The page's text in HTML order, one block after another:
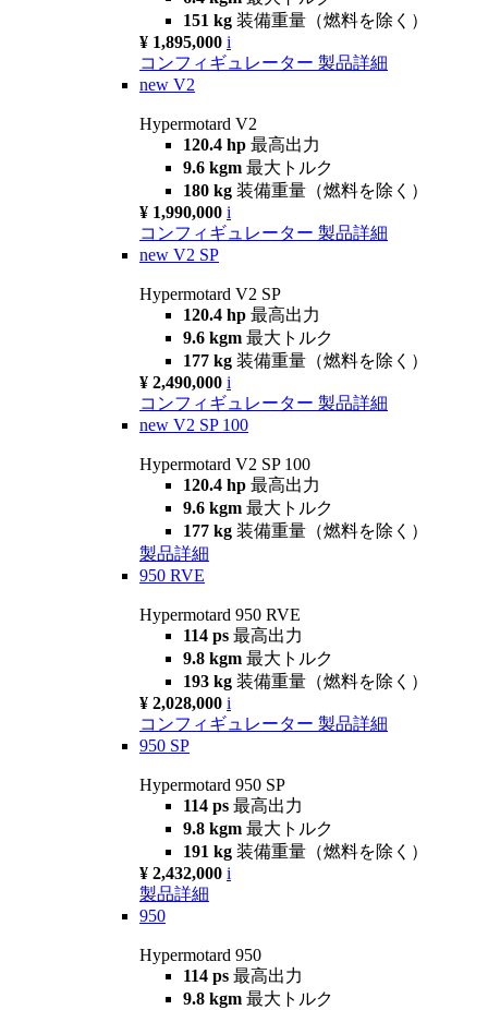
151 kg 装備重量（燃料を除く）
¥ 1,895,000 i
コンフィギュレーター 製品詳細
new V2
Hypermotard V2
120.4 hp 最高出力
9.6 kgm 最大トルク
180 kg 装備重量（燃料を除く）
¥ 1,990,000 i
コンフィギュレーター 製品詳細
new V2 SP
Hypermotard V2 SP
120.4 hp 最高出力
9.6 kgm 最大トルク
177 kg 装備重量（燃料を除く）
¥ 2,490,000 i
コンフィギュレーター 製品詳細
new V2 SP 100
Hypermotard V2 SP 100
120.4 hp 最高出力
9.6 kgm 最大トルク
177 kg 装備重量（燃料を除く）
製品詳細
950 RVE
Hypermotard 950 RVE
114 ps 最高出力
9.8 kgm 最大トルク
193 kg 装備重量（燃料を除く）
¥ 2,028,000 i
コンフィギュレーター 製品詳細
950 SP
Hypermotard 950 SP
114 ps 最高出力
9.8 kgm 最大トルク
191 kg 装備重量（燃料を除く）
¥ 2,432,000 i
製品詳細
950
Hypermotard 950
114 ps 最高出力
9.8 kgm 最大トルク